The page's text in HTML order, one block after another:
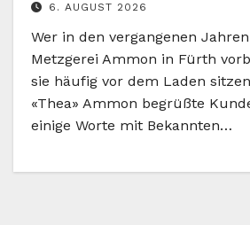
6. AUGUST 2026
Wer in den vergangenen
Metzgerei Ammon in Fürth
sie häufig vor dem Laden
«Thea» Ammon begrüßte
einige Worte mit Bekannten…